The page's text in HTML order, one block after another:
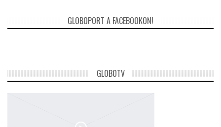
GLOBOPORT A FACEBOOKON!
GLOBOTV